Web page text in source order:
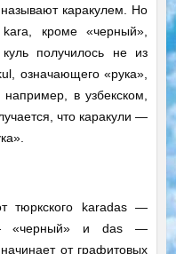
каракулем. Но
кроме «черный»,
получилось не из
означающего «рука»,
в узбекском,
что каракули —
тюркского karadas —
«черный» и das —
от графитовых